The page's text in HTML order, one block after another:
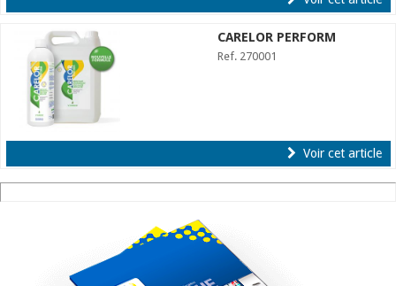
CARELOR PERFORM
Ref. 270001
Voir cet article